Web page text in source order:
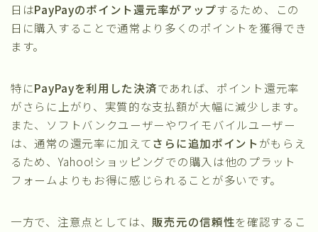
日はPayPayのポイント還元率がアップするため、この
日に購入することで通常より多くのポイントを獲得でき
ます。
特にPayPayを利用した決済であれば、ポイント還元率
がさらに上がり、実質的な支払額が大幅に減少します。
また、ソフトバンクユーザーやワイモバイルユーザー
は、通常の還元率に加えてさらに追加ポイントがもらえ
るため、Yahoo!ショッピングでの購入は他のプラット
フォームよりもお得に感じられることが多いです。
一方で、注意点としては、 販売元の信頼性を確認するこ